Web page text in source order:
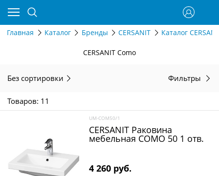
Главная Каталог Бренды CERSANIT Каталог
CERSANIT Como
Без сортировки Фильтры
Товаров: 11
UM-COM50/1
CERSANIT Раковина
мебельная COMO 50 1 отв.
4 260 руб.